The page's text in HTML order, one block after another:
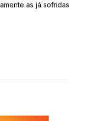
as já sofridas